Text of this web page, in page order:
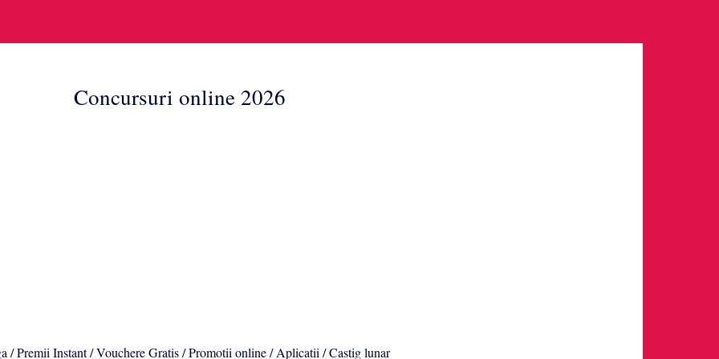
Concursuri online 2026
/ Premii Instant / Vouchere Gratis / Promotii online / Aplicatii / Castig lunar